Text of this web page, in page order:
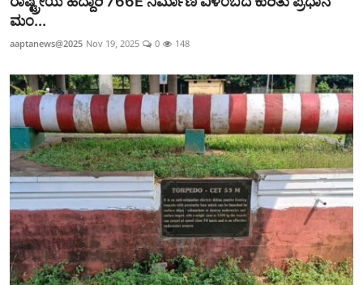
ಮಂ...
aaptanews@2025 Nov 19, 2025 0 148